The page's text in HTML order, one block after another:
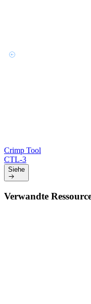
Crimp Tool
CTL-3
Siehe
Verwandte